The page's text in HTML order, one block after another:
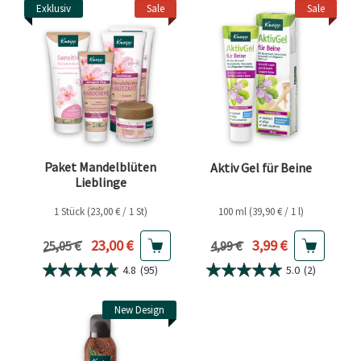
Sale
Exklusiv
Paket Mandelblüten
Lieblinge
1 Stück (23,00 € / 1 St)
Vorheriger Preis
25,05 € Aktueller Preis
23,00 €
4.8 (95)
Sale
Aktiv Gel für Beine
100 ml (39,90 € / 1 l)
Vorheriger Preis
4,99 € Aktueller Preis
3,99 €
5.0 (2)
New Design